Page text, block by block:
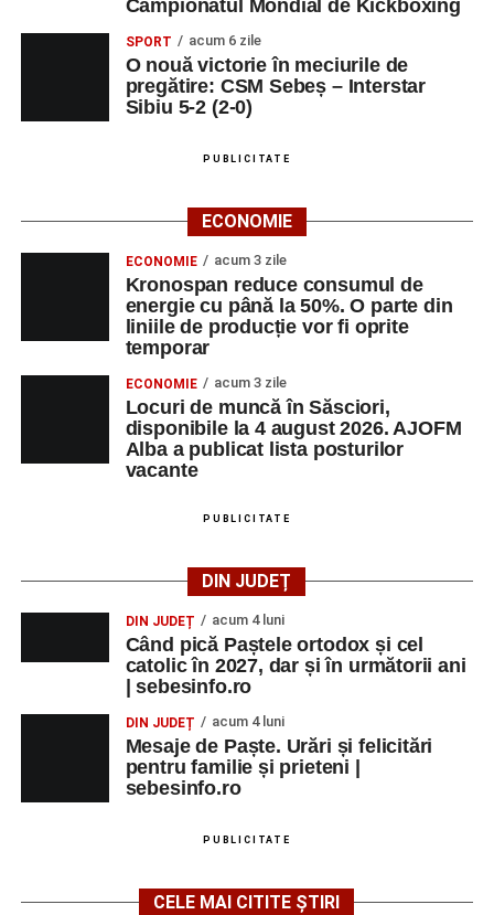
Campionatul Mondial de Kickboxing
SPORT acum 6 zile
O nouă victorie în meciurile de
pregătire: CSM Sebeș – Interstar
Sibiu 5-2 (2-0)
PUBLICITATE
ECONOMIE
ECONOMIE acum 3 zile
Kronospan reduce consumul de
energie cu până la 50%. O parte din
liniile de producție vor fi oprite
temporar
ECONOMIE acum 3 zile
Locuri de muncă în Săsciori,
disponibile la 4 august 2026. AJOFM
Alba a publicat lista posturilor
vacante
PUBLICITATE
DIN JUDEȚ
DIN JUDEȚ acum 4 luni
Când pică Paștele ortodox și cel
catolic în 2027, dar și în următorii ani
| sebesinfo.ro
DIN JUDEȚ acum 4 luni
Mesaje de Paște. Urări și felicitări
pentru familie și prieteni |
sebesinfo.ro
PUBLICITATE
CELE MAI CITITE ȘTIRI